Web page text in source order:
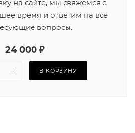
на сайте, мы свяжемся с
время и ответим на все
вопросы.
24 000 ₽
В КОРЗИНУ